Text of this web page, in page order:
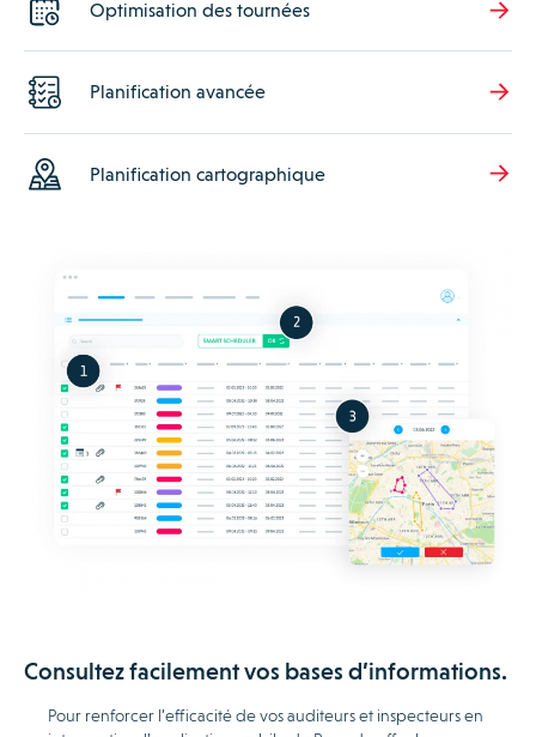
Optimisation des tournées
Planification avancée
Planification cartographique
Consultez facilement vos bases d’informations.
Pour renforcer l’efficacité de vos auditeurs et inspecteurs en